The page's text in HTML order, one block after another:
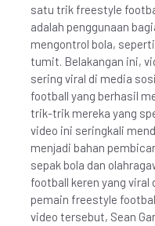
satu trik freestyle
adalah penggunaan
mengontrol bola,
tumit. Belakangan ini,
sering viral di media
football yang berhasil
trik-trik mereka yang
video ini seringkali
menjadi bahan
sepak bola dan
football keren yang viral
pemain freestyle
video tersebut, Sean